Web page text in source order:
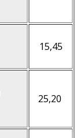
15,45
25,20